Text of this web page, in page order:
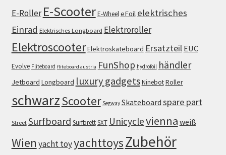
E-Roller E-ScooterE-WheeleFoil elektrisches
Einrad Elektrisches Longboard Elektroroller
ElektroscooterElektroskateboard Ersatzteil EUC
Evolve Fliteboard fliteboard austria FunShop hydrofoil händler
Jetboard Longboard luxury gadgetsNinebotRoller
schwarzScooter Segway Skateboard spare part
Street Surfboard SurfbrettSXT Unicyclevienna weiß
Wien yacht toyyachttoysZubehör